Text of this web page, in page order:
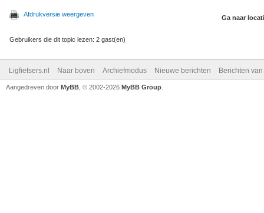
Afdrukversie weergeven Ga naar
Gebruikers die dit topic lezen: 2 gast(en)
Ligfietsers.nl Naar boven Archiefmodus Nieuwe berichten Berichten
Aangedreven door MyBB , © 2002-2026 MyBB Group